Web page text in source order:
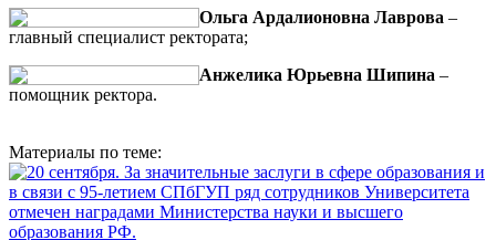
Ольга Ардалионовна Лаврова –
главный специалист ректората;
Анжелика Юрьевна Шипина –
помощник ректора.
Материалы по теме: